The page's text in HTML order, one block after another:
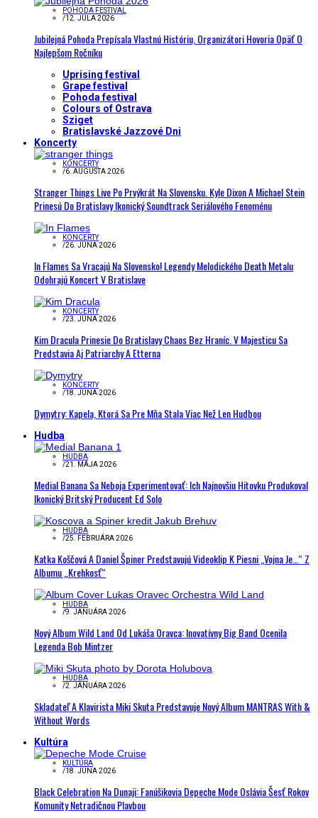
POHODA FESTIVAL
/12. JÚLA 2026
Jubilejná Pohoda Prepísala Vlastnú Históriu, Organizátori Hovoria Opäť O
Najlepšom Ročníku
Uprising festival
Grape festival
Pohoda festival
Colours of Ostrava
Sziget
Bratislavské Jazzové Dni
Koncerty
KONCERTY
/6. AUGUSTA 2026
Stranger Things Live Po Prvýkrát Na Slovensku. Kyle Dixon A Michael Stein
Prinesú Do Bratislavy Ikonický Soundtrack Seriálového Fenoménu
KONCERTY
/26. JÚNA 2026
In Flames Sa Vracajú Na Slovensko! Legendy Melodického Death Metalu
Odohrajú Koncert V Bratislave
KONCERTY
/23. JÚNA 2026
Kim Dracula Prinesie Do Bratislavy Chaos Bez Hraníc. V Majesticu Sa
Predstavia Aj Patriarchy A Etterna
KONCERTY
/18. JÚNA 2026
Dymytry: Kapela, Ktorá Sa Pre Mňa Stala Viac Než Len Hudbou
Hudba
HUDBA
/21. MÁJA 2026
Medial Banana Sa Neboja Experimentovať: Ich Najnovšiu Hitovku Produkoval
Ikonický Britský Producent Ed Solo
HUDBA
/25. FEBRUÁRA 2026
Katka Koščová A Daniel Špiner Predstavujú Videoklip K Piesni „Vojna Je…“ Z
Albumu „Krehkosť“
HUDBA
/9. JANUÁRA 2026
Nový Album Wild Land Od Lukáša Oravca: Inovatívny Big Band Ocenila
Legenda Bob Mintzer
HUDBA
/2. JANUÁRA 2026
Skladateľ A Klavirista Miki Skuta Predstavuje Nový Album MANTRAS With &
Without Words
Kultúra
KULTÚRA
/18. JÚNA 2026
Black Celebration Na Dunaji: Fanúšikovia Depeche Mode Oslávia Šesť Rokov
Komunity Netradičnou Plavbou